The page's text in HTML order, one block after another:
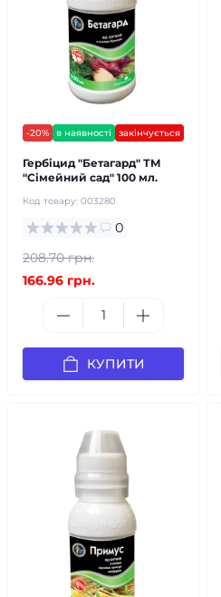
-20% в наявності закінчується
Гербіцид "Бетагард" ТМ
"Сімейний сад" 100 мл.
Код товару: 003280
0
208.70 грн.
166.96 грн.
КУПИТИ